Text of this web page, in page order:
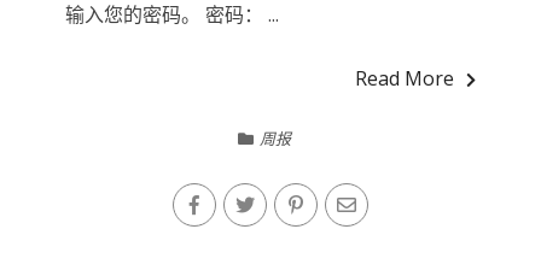
输入您的密码。 密码： ...
Read More
周报